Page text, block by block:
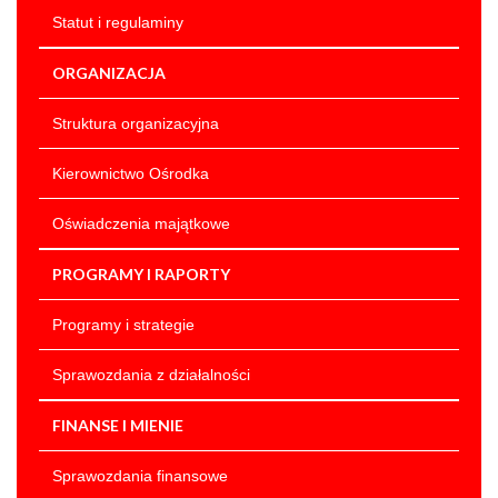
stanowisko
głównego
księgowego
Oświadczenie
o wyrażeniu
zgody na
przetwarzanie
danych
osobowych do
celów naboru
Artykuł został
zmieniony.
czwartek,
wrzesień
2025 11:06
Solarek
Artykuł został
Dodane
załączniki
wrzesień
Statut i regulaminy
ORGANIZACJA
Struktura organizacyjna
Kierownictwo Ośrodka
Oświadczenia majątkowe
PROGRAMY I RAPORTY
Programy i strategie
Sprawozdania z działalności
FINANSE I MIENIE
Sprawozdania finansowe